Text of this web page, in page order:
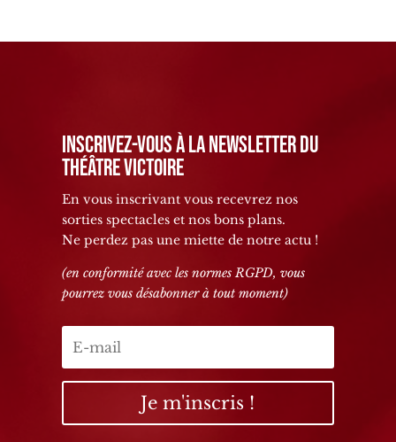
Inscrivez-vous à la newsletter du
Théâtre Victoire
En vous inscrivant vous recevrez nos
sorties spectacles et nos bons plans.
Ne perdez pas une miette de notre actu !
(en conformité avec les normes RGPD, vous
pourrez vous désabonner à tout moment)
Je m'inscris !